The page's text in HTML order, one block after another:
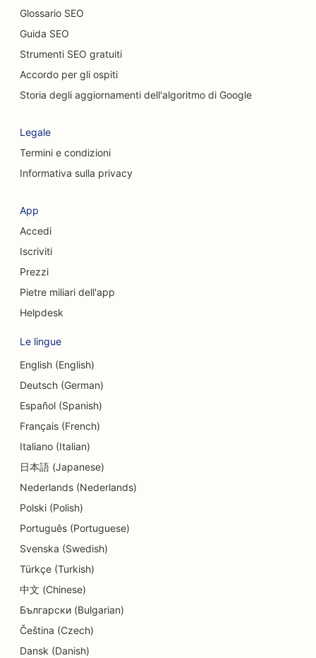
SEO per i servizi di peeling chimico
SEO per i Cat Café
SEO per i servizi di pulizia
SEO per le società di consulenza
SEO per chirurghi estetici
SEO per i servizi di cambio valuta
SEO per le Credit Union
SEO per le pasticcerie
SEO per le scuole di danza
SEO per i servizi di consulenza sul debito
SEO per le cliniche dentali
SEO per i clienti
SEO per i servizi di dermoabrasione
SEO per i negozi di dettagli
SEO per negozi di ciambelle
all'infanzia
SEO per le tintorie
Glossario SEO
Guida SEO
Strumenti SEO gratuiti
Accordo per gli ospiti
Storia degli aggiornamenti dell'algoritmo di Google
Legale
Termini e condizioni
Informativa sulla privacy
App
Accedi
Iscriviti
Prezzi
Pietre miliari dell'app
Helpdesk
Le lingue
English (English)
Deutsch (German)
Español (Spanish)
Français (French)
Italiano (Italian)
日本語 (Japanese)
Nederlands (Nederlands)
Polski (Polish)
Português (Portuguese)
Svenska (Swedish)
Türkçe (Turkish)
中文 (Chinese)
Български (Bulgarian)
Čeština (Czech)
Dansk (Danish)